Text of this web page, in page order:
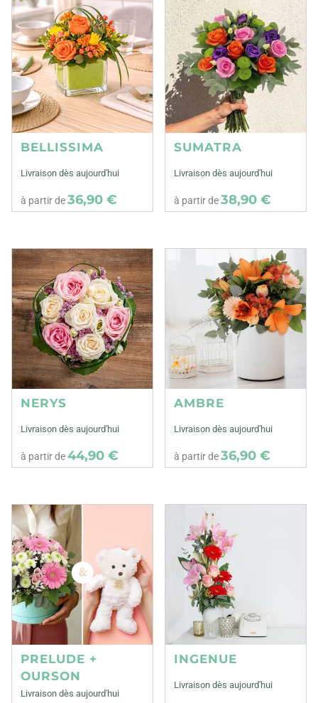
BELLISSIMA
Livraison dès aujourd'hui
à partir de36,90 €
SUMATRA
Livraison dès aujourd'hui
à partir de38,90 €
NERYS
Livraison dès aujourd'hui
à partir de44,90 €
AMBRE
Livraison dès aujourd'hui
à partir de36,90 €
PRELUDE +
OURSON
Livraison dès aujourd'hui
INGENUE
Livraison dès aujourd'hui